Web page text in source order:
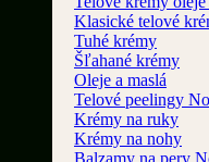
Klasické telové
Tuhé krémy
Šľahané krémy
Oleje a maslá
Telové peelingy
Krémy na ruky
Krémy na nohy
Balzamy na pery